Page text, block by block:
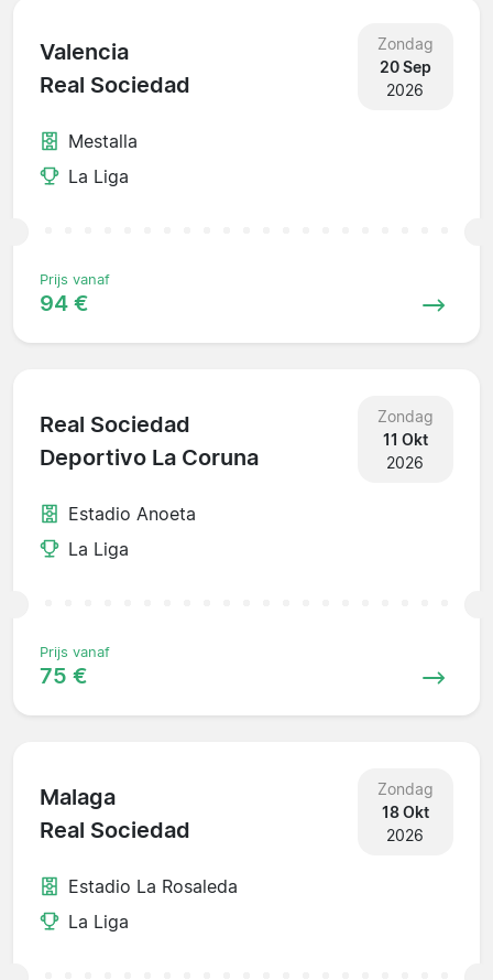
Valencia
Real Sociedad
Zondag
20 Sep
2026
Mestalla
La Liga
Prijs vanaf
94 €
Real Sociedad
Deportivo La Coruna
Zondag
11 Okt
2026
Estadio Anoeta
La Liga
Prijs vanaf
75 €
Malaga
Real Sociedad
Zondag
18 Okt
2026
Estadio La Rosaleda
La Liga